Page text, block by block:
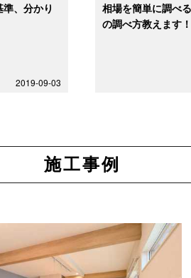
、分かり
2019-09-03
相場を簡単に調べ
の調べ方教えます！
施工事例